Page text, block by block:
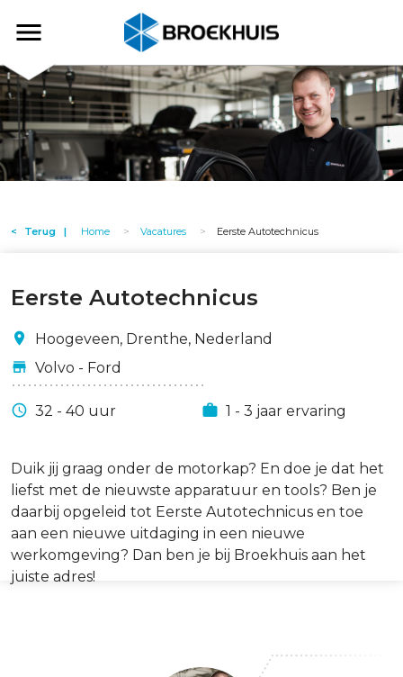
en
de
inhoud
gaan
Broekhuis
Terug Home Vacatures Eerste Autotechnicus
Eerste Autotechnicus
Hoogeveen, Drenthe, Nederland
Volvo - Ford
32 - 40 uur 1 - 3 jaar ervaring
Duik jij graag onder de motorkap? En doe je dat het
liefst met de nieuwste apparatuur en tools? Ben je
daarbij opgeleid tot Eerste Autotechnicus en toe
aan een nieuwe uitdaging in een nieuwe
werkomgeving? Dan ben je bij Broekhuis aan het
juiste adres!